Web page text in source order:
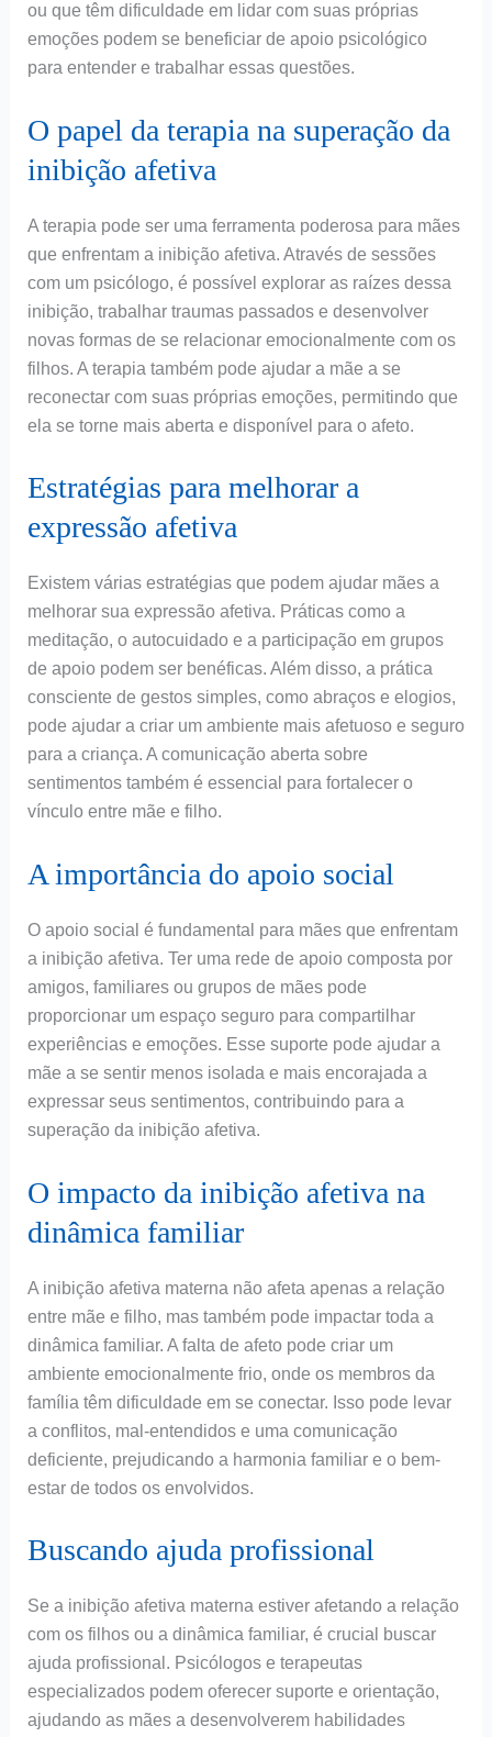
ou que têm dificuldade em lidar com suas próprias
emoções podem se beneficiar de apoio psicológico
para entender e trabalhar essas questões.
O papel da terapia na superação da
inibição afetiva
A terapia pode ser uma ferramenta poderosa para mães
que enfrentam a inibição afetiva. Através de sessões
com um psicólogo, é possível explorar as raízes dessa
inibição, trabalhar traumas passados e desenvolver
novas formas de se relacionar emocionalmente com os
filhos. A terapia também pode ajudar a mãe a se
reconectar com suas próprias emoções, permitindo que
ela se torne mais aberta e disponível para o afeto.
Estratégias para melhorar a
expressão afetiva
Existem várias estratégias que podem ajudar mães a
melhorar sua expressão afetiva. Práticas como a
meditação, o autocuidado e a participação em grupos
de apoio podem ser benéficas. Além disso, a prática
consciente de gestos simples, como abraços e elogios,
pode ajudar a criar um ambiente mais afetuoso e seguro
para a criança. A comunicação aberta sobre
sentimentos também é essencial para fortalecer o
vínculo entre mãe e filho.
A importância do apoio social
O apoio social é fundamental para mães que enfrentam
a inibição afetiva. Ter uma rede de apoio composta por
amigos, familiares ou grupos de mães pode
proporcionar um espaço seguro para compartilhar
experiências e emoções. Esse suporte pode ajudar a
mãe a se sentir menos isolada e mais encorajada a
expressar seus sentimentos, contribuindo para a
superação da inibição afetiva.
O impacto da inibição afetiva na
dinâmica familiar
A inibição afetiva materna não afeta apenas a relação
entre mãe e filho, mas também pode impactar toda a
dinâmica familiar. A falta de afeto pode criar um
ambiente emocionalmente frio, onde os membros da
família têm dificuldade em se conectar. Isso pode levar
a conflitos, mal-entendidos e uma comunicação
deficiente, prejudicando a harmonia familiar e o bem-
estar de todos os envolvidos.
Buscando ajuda profissional
Se a inibição afetiva materna estiver afetando a relação
com os filhos ou a dinâmica familiar, é crucial buscar
ajuda profissional. Psicólogos e terapeutas
especializados podem oferecer suporte e orientação,
ajudando as mães a desenvolverem habilidades